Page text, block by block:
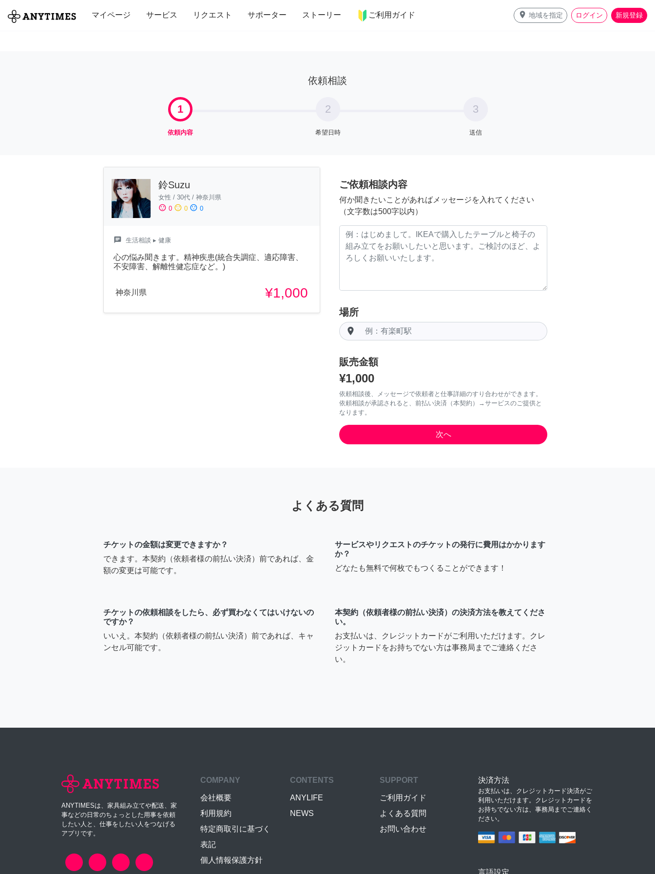
マイページ サービス リクエスト サポーター ストーリー ご利用ガイド place 地域を指定 ログイン 新規登録
全て 修理・組立 家事 引っ越し インテリア 趣味・習い事 ペット 料理
依頼相談
1
依頼内容
2
希望日時
3
送信
鈴Suzu
女性 / 30代 / 神奈川県
sentiment_satisfied 0 sentiment_neutral 0 sentiment_dissatisfied 0
chat 生活相談 ▸ 健康
心の悩み聞きます。精神疾患(統合失調症、適応障害、
不安障害、解離性健忘症など。)
神奈川県 ¥1,000
ご依頼相談内容
何か聞きたいことがあればメッセージを入れてください
（文字数は500字以内）
場所
room
販売金額
¥1,000
依頼相談後、メッセージで依頼者と仕事詳細のすり合わせができます。
依頼相談が承認されると、前払い決済（本契約）→サービスのご提供と
なります。
よくある質問
チケットの金額は変更できますか？
できます。本契約（依頼者様の前払い決済）前であれば、金
額の変更は可能です。
サービスやリクエストのチケットの発行に費用はかかります
か？
どなたも無料で何枚でもつくることができます！
チケットの依頼相談をしたら、必ず買わなくてはいけないの
ですか？
いいえ。本契約（依頼者様の前払い決済）前であれば、キャ
ンセル可能です。
本契約（依頼者様の前払い決済）の決済方法を教えてくださ
い。
お支払いは、クレジットカードがご利用いただけます。クレ
ジットカードをお持ちでない方は事務局までご連絡くださ
い。
ANYTIMESは、家具組み立てや配送、家
事などの日常のちょっとした用事を依頼
したい人と、仕事をしたい人をつなげる
アプリです。
COMPANY
会社概要
利用規約
特定商取引に基づく
表記
個人情報保護方針
CONTENTS
ANYLIFE
NEWS
SUPPORT
ご利用ガイド
よくある質問
お問い合わせ
決済方法
お支払いは、クレジットカード決済がご
利用いただけます。クレジットカードを
お持ちでない方は、事務局までご連絡く
ださい。
言語設定